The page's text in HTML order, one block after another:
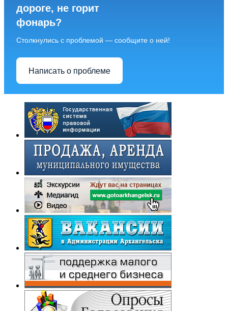
дороге, не горит
фонарь?
Столкнулись с проблемой — сообщите о ней!
Написать о проблеме